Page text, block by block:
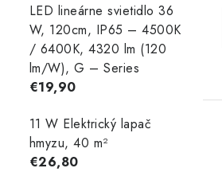
LED lineárne svietidlo 36
W, 120cm, IP65 – 4500K
/ 6400K, 4320 lm (120
lm/W), G – Series
€19,90
11 W Elektrický lapač
hmyzu, 40 m²
€26,80